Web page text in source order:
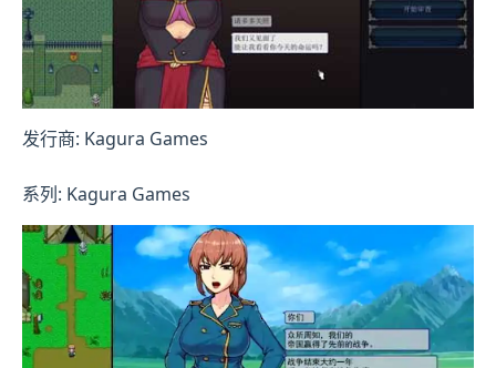
发行商: Kagura Games
系列: Kagura Games